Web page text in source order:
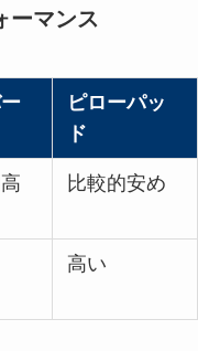
ーマンス
ピローパッ
ド
比較的安め
高い